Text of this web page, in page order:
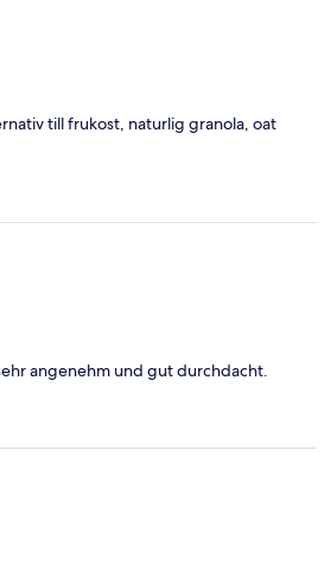
till frukost, naturlig granola, oat
angenehm und gut durchdacht.